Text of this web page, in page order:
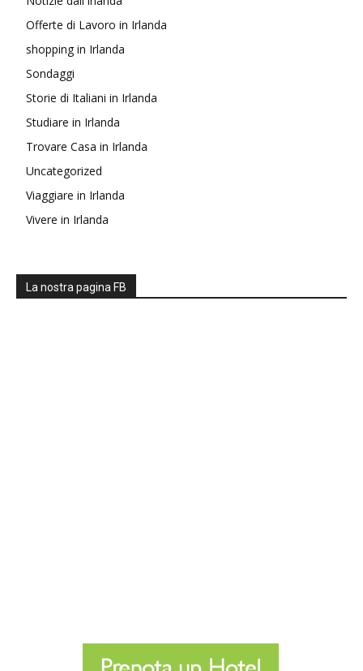
Offerte di Lavoro in Irlanda
shopping in Irlanda
Sondaggi
Storie di Italiani in Irlanda
Studiare in Irlanda
Trovare Casa in Irlanda
Uncategorized
Viaggiare in Irlanda
Vivere in Irlanda
La nostra pagina FB